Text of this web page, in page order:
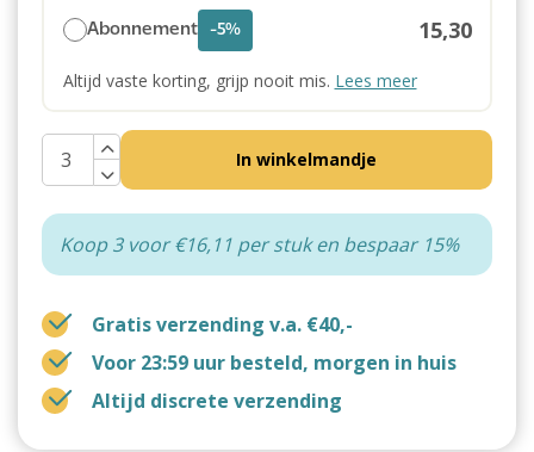
Abonnement -5% 15,30
Altijd vaste korting, grijp nooit mis. Lees meer
In winkelmandje
Koop 3 voor €16,11 per stuk en bespaar 15%
Gratis verzending v.a. €40,-
Voor 23:59 uur besteld, morgen in huis
Altijd discrete verzending